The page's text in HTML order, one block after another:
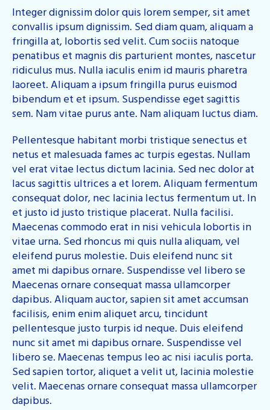
Integer dignissim dolor quis lorem semper, sit amet
convallis ipsum dignissim. Sed diam quam, aliquam a
fringilla at, lobortis sed velit. Cum sociis natoque
penatibus et magnis dis parturient montes, nascetur
ridiculus mus. Nulla iaculis enim id mauris pharetra
laoreet. Aliquam a ipsum fringilla purus euismod
bibendum et et ipsum. Suspendisse eget sagittis
sem. Nam vitae purus ante. Nam aliquam luctus diam.
Pellentesque habitant morbi tristique senectus et
netus et malesuada fames ac turpis egestas. Nullam
vel erat vitae lectus dictum lacinia. Sed nec dolor at
lacus sagittis ultrices a et lorem. Aliquam fermentum
consequat dolor, nec lacinia lectus fermentum ut. In
et justo id justo tristique placerat. Nulla facilisi.
Maecenas commodo erat in nisi vehicula lobortis in
vitae urna. Sed rhoncus mi quis nulla aliquam, vel
eleifend purus molestie. Duis eleifend nunc sit
amet mi dapibus ornare. Suspendisse vel libero se
Maecenas ornare consequat massa ullamcorper
dapibus. Aliquam auctor, sapien sit amet accumsan
facilisis, enim enim aliquet arcu, tincidunt
pellentesque justo turpis id neque. Duis eleifend
nunc sit amet mi dapibus ornare. Suspendisse vel
libero se. Maecenas tempus leo ac nisi iaculis porta.
Sed sapien tortor, aliquet a velit ut, lacinia molestie
velit. Maecenas ornare consequat massa ullamcorper
dapibus.